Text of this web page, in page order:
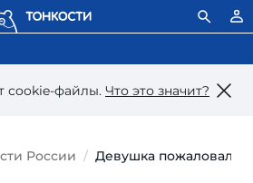
сookie-файлы. Что это значит?
России Девушка